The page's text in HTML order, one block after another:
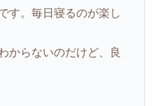
す。毎日寝るのが楽し
からないのだけど、良